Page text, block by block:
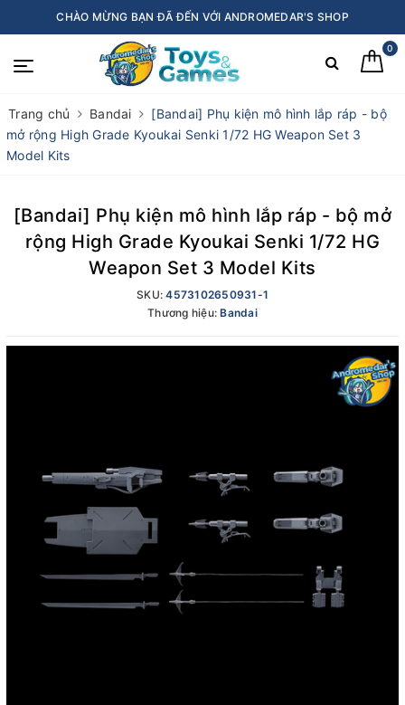
CHÀO MỪNG BẠN ĐÃ ĐẾN VỚI ANDROMEDAR'S SHOP
0
Trang chủ Bandai
[Bandai] Phụ kiện mô hình lắp ráp - bộ
mở rộng High Grade Kyoukai Senki 1/72 HG Weapon Set 3
Model Kits
[Bandai] Phụ kiện mô hình lắp ráp - bộ mở
rộng High Grade Kyoukai Senki 1/72 HG
Weapon Set 3 Model Kits
SKU:4573102650931-1
Thương hiệu:Bandai